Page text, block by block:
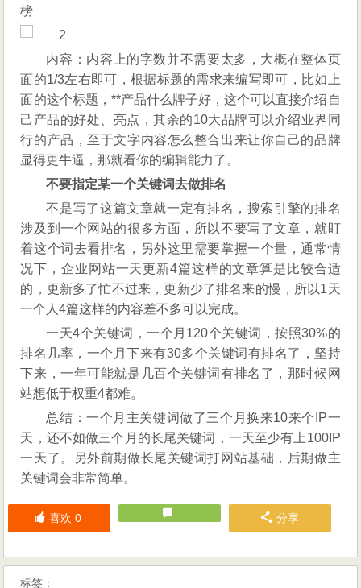
榜
内容：内容上的字数并不需要太多，大概在整体页
面的1/3左右即可，根据标题的需求来编写即可，比如上
面的这个标题，**产品什么牌子好，这个可以直接介绍自
己产品的好处、亮点，其余的10大品牌可以介绍业界同
行的产品，至于文字内容怎么整合出来让你自己的品牌
显得更牛逼，那就看你的编辑能力了。
不要指定某一个关键词去做排名
不是写了这篇文章就一定有排名，搜索引擎的排名
涉及到一个网站的很多方面，所以不要写了文章，就盯
着这个词去看排名，另外这里需要掌握一个量，通常情
况下，企业网站一天更新4篇这样的文章算是比较合适
的，更新多了忙不过来，更新少了排名来的慢，所以1天
一个人4篇这样的内容差不多可以完成。
一天4个关键词，一个月120个关键词，按照30%的
排名几率，一个月下来有30多个关键词有排名了，坚持
下来，一年可能就是几百个关键词有排名了，那时候网
站想低于权重4都难。
总结：一个月主关键词做了三个月换来10来个IP一
天，还不如做三个月的长尾关键词，一天至少有上100IP
一天了。另外前期做长尾关键词打网站基础，后期做主
关键词会非常简单。
喜欢 0 分享
标签：